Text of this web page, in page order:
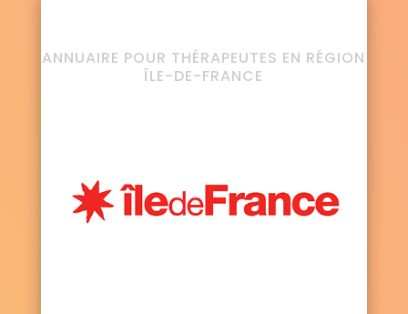
ANNUAIRE POUR THÉRAPEUTES EN RÉGION
ÎLE-DE-FRANCE